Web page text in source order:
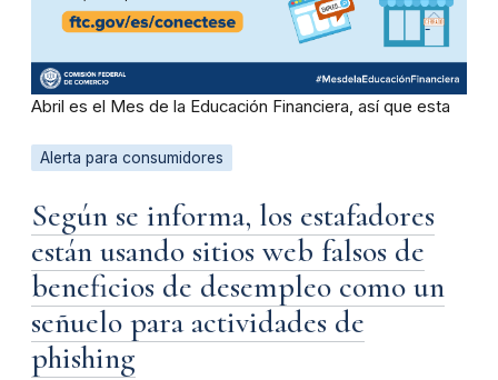
Abril es el Mes de la Educación Financiera, así que esta
Alerta para consumidores
Según se informa, los estafadores
están usando sitios web falsos de
beneficios de desempleo como un
señuelo para actividades de
phishing